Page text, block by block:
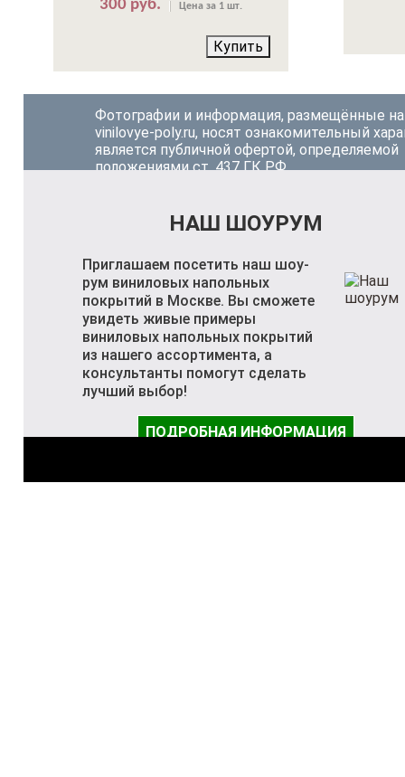
300 руб. Цена за 1 шт.
Купить
Фотографии и информация, размещённые на
vinilovye-poly.ru, носят ознакомительный
является публичной офертой, определяемой
положениями ст. 437 ГК РФ.
НАШ ШОУРУМ
Приглашаем посетить наш шоу-
рум виниловых напольных
покрытий в Москве. Вы сможете
увидеть живые примеры
виниловых напольных покрытий
из нашего ассортимента, а
консультанты помогут сделать
лучший выбор!
ПОДРОБНАЯ ИНФОРМАЦИЯ